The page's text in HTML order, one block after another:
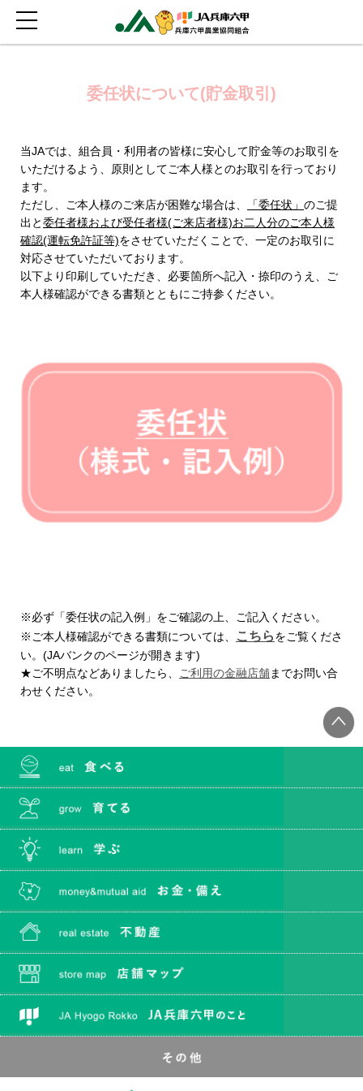
委任状について(貯金取引)
当JAでは、組合員・利用者の皆様に安心して貯金等のお取引を
いただけるよう、原則としてご本人様とのお取引を行っており
ます。
ただし、ご本人様のご来店が困難な場合は、
「委任状」 のご提
出と委任者様および受任者様(ご来店者様)お二人分のご本人様
確認(運転免許証等)をさせていただくことで、一定のお取引に
対応させていただいております。
以下より印刷していただき、必要箇所へ記入・捺印のうえ、ご
本人様確認ができる書類とともにご持参ください。
※必ず「委任状の記入例」をご確認の上、ご記入ください。
※ご本人様確認ができる書類については、
こちらをご覧くださ
い。(JAバンクのページが開きます)
★ご不明点などありましたら、
ご利用の金融店舗 までお問い合
わせください。